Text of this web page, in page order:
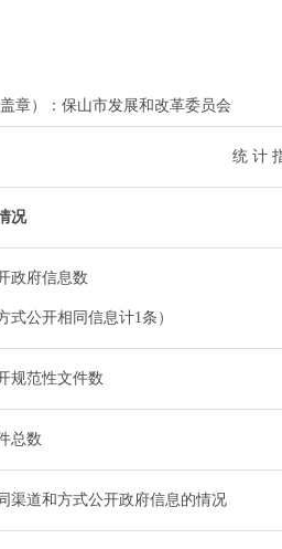
章）：保山市发展和改革委员会
统 计
况
政府信息数
式公开相同信息计1条）
规范性文件数
总数
渠道和方式公开政府信息的情况